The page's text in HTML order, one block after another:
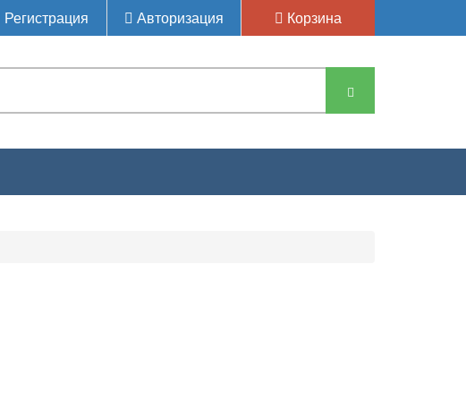
Регистрация Авторизация Корзина